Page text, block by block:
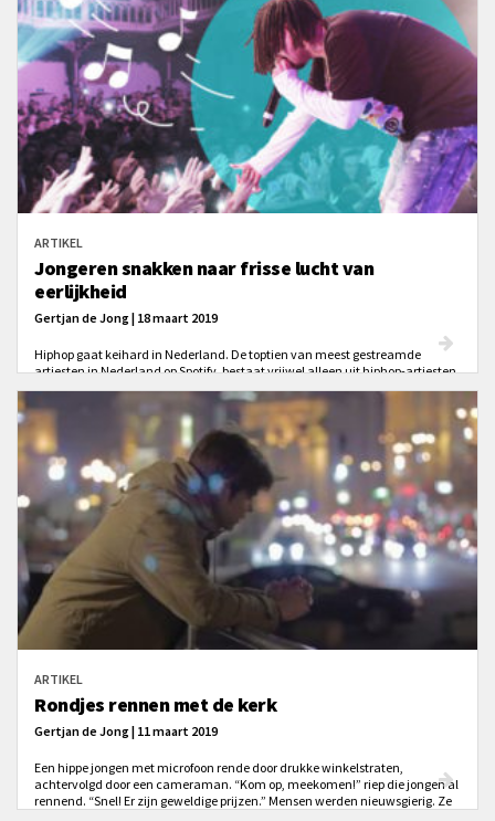
ARTIKEL
Jongeren snakken naar frisse lucht van
eerlijkheid
Gertjan de Jong | 18 maart 2019
Hiphop gaat keihard in Nederland. De toptien van meest gestreamde
artiesten in Nederland op Spotify, bestaat vrijwel alleen uit hiphop-artiesten.
Waarom is juist hiphop zo enorm populair?
ARTIKEL
Rondjes rennen met de kerk
Gertjan de Jong | 11 maart 2019
Een hippe jongen met microfoon rende door drukke winkelstraten,
achtervolgd door een cameraman. “Kom op, meekomen!” riep die jongen al
rennend. “Snel! Er zijn geweldige prijzen.” Mensen werden nieuwsgierig. Ze